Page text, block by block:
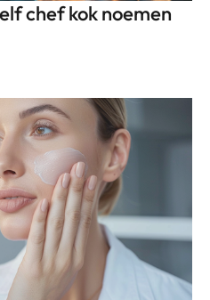
chef kok noemen